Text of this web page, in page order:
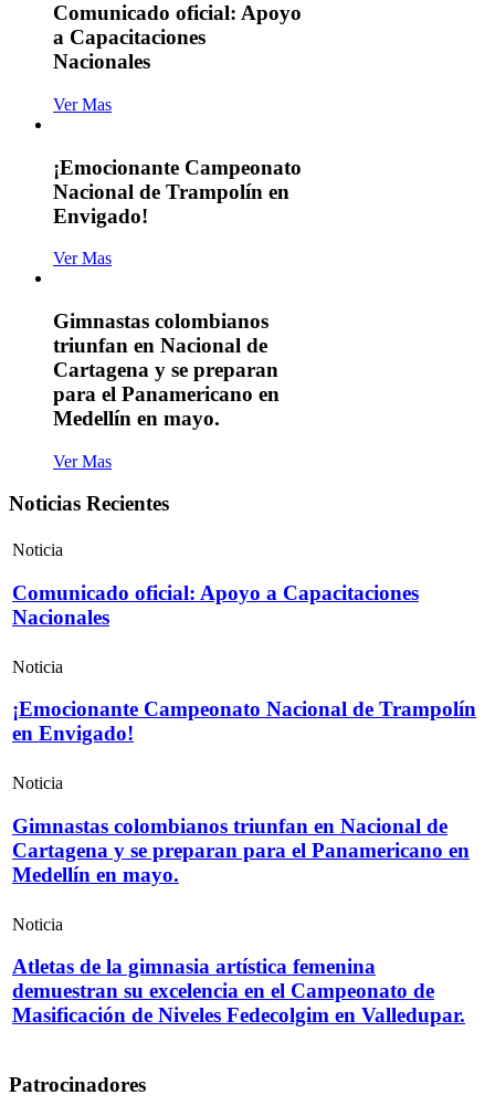
Comunicado oficial: Apoyo
a Capacitaciones
Nacionales
Ver Mas
¡Emocionante Campeonato
Nacional de Trampolín en
Envigado!
Ver Mas
Gimnastas colombianos
triunfan en Nacional de
Cartagena y se preparan
para el Panamericano en
Medellín en mayo.
Ver Mas
Noticias Recientes
Noticia
Comunicado oficial: Apoyo a Capacitaciones
Nacionales
Noticia
¡Emocionante Campeonato Nacional de Trampolín
en Envigado!
Noticia
Gimnastas colombianos triunfan en Nacional de
Cartagena y se preparan para el Panamericano en
Medellín en mayo.
Noticia
Atletas de la gimnasia artística femenina
demuestran su excelencia en el Campeonato de
Masificación de Niveles Fedecolgim en Valledupar.
Patrocinadores